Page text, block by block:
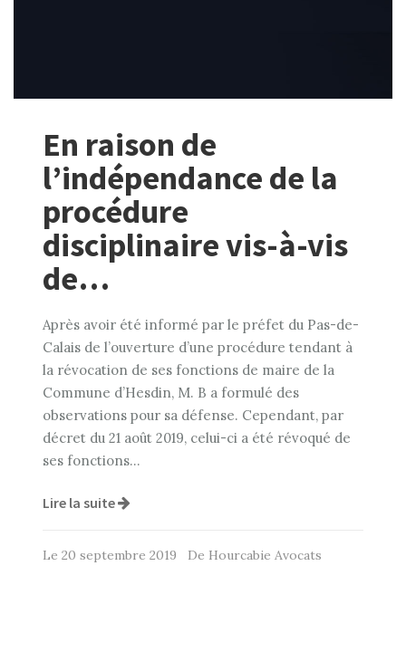
En raison de
l’indépendance de la
procédure
disciplinaire vis-à-vis
de…
Après avoir été informé par le préfet du Pas-de-
Calais de l’ouverture d’une procédure tendant à
la révocation de ses fonctions de maire de la
Commune d’Hesdin, M. B a formulé des
observations pour sa défense. Cependant, par
décret du 21 août 2019, celui-ci a été révoqué de
ses fonctions…
Lire la suite
Le 20 septembre 2019 De Hourcabie Avocats